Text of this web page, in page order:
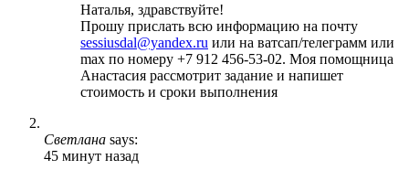
Наталья, здравствуйте!
Прошу прислать всю информацию на почту
sessiusdal@yandex.ru или на ватсап/телеграмм или
max по номеру +7 912 456-53-02. Моя помощница
Анастасия рассмотрит задание и напишет
стоимость и сроки выполнения
Светлана says:
45 минут назад